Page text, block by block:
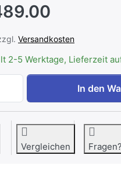
Versandkosten
2-5 Werktage, Lieferzeit
ASKO HB150G
In den
Vergleichen Fragen?